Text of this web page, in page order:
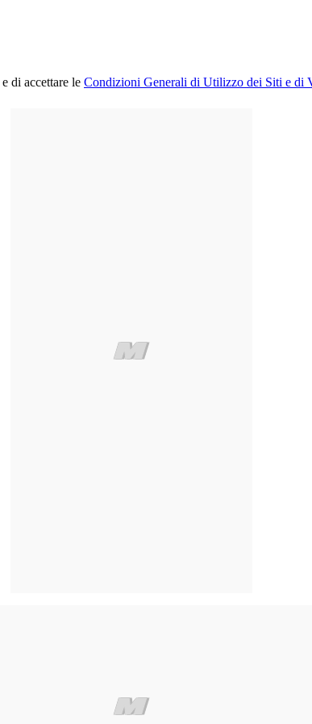
e di accettare le Condizioni Generali di Utilizzo dei Siti e di